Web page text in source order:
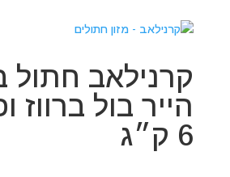
קרנילאב חתול
הייר בול ברווז
6 ק״ג